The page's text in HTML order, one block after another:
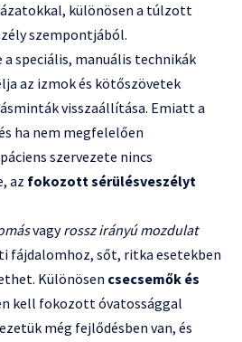
különösen a túlzott
szempontjából.
a speciális, manuális technikák
az izmok és kötőszövetek
visszaállítása. Emiatt a
ha nem megfelelően
szervezete nincs
az fokozott sérülésveszélyt
vagyrossz irányú mozdulat
fájdalomhoz, sőt, ritka esetekben
Különösen csecsemők és
kell fokozott óvatossággal
még fejlődésben van, és